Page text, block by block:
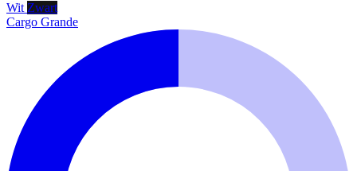
Wit Zwart
Cargo Grande